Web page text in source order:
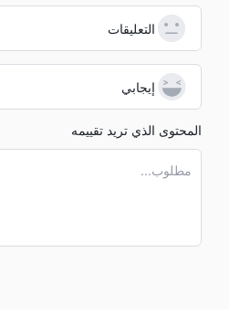
التعليقات
إيجابي
المحتوى الذي تريد تقييمه
مطلوب...